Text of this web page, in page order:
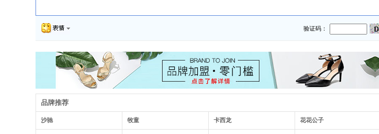
验证码：
品牌推荐
沙驰 牧童 卡西龙 花花公子